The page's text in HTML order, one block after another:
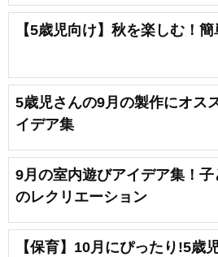
【5歳児向け】秋を楽しむ！
5歳児さんの9月の製作にオス
イデア集
9月の室内遊びアイデア集！
のレクリエーション
【保育】10月にぴったり!5歳